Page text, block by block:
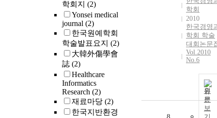
학회지 (2)
Yonsei medical
journal (2)
한국원예학회
학술발표요지 (2)
大韓外傷學會
誌 (2)
Healthcare
Informatics
Research (2)
재료마당 (2)
한국지반환경
학회
2010
한국경영
학회 학술
대회논문
Vol.2010
No.6
원
문
보